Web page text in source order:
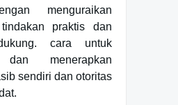
menguraikan
praktis dan
cara untuk
dan menerapkan
sendiri dan otoritas